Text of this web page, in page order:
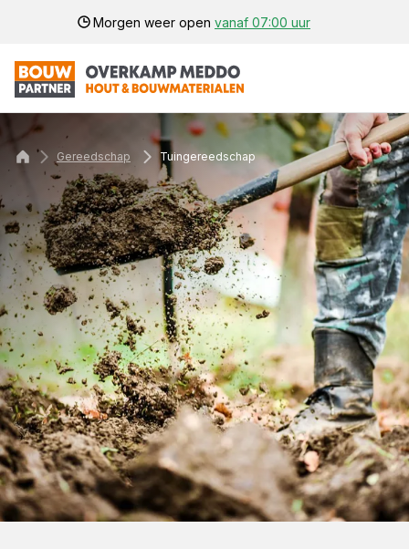
Morgen weer open vanaf 07:00 uur
Gereedschap Tuingereedschap